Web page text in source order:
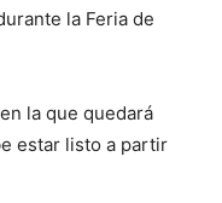
la Feria de
la que quedará
estar listo a partir